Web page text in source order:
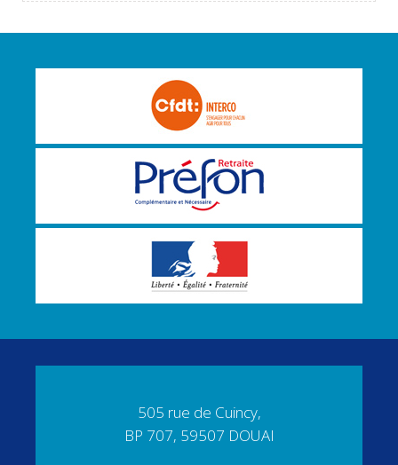
505 rue de Cuincy,
BP 707, 59507 DOUAI